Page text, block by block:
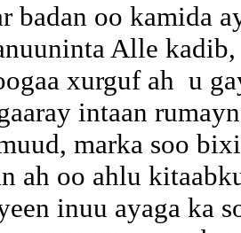
badan oo kamida
Alle
xurguf ah u
intaan
marka soo
ah oo ahlu
inuu ayaga ka